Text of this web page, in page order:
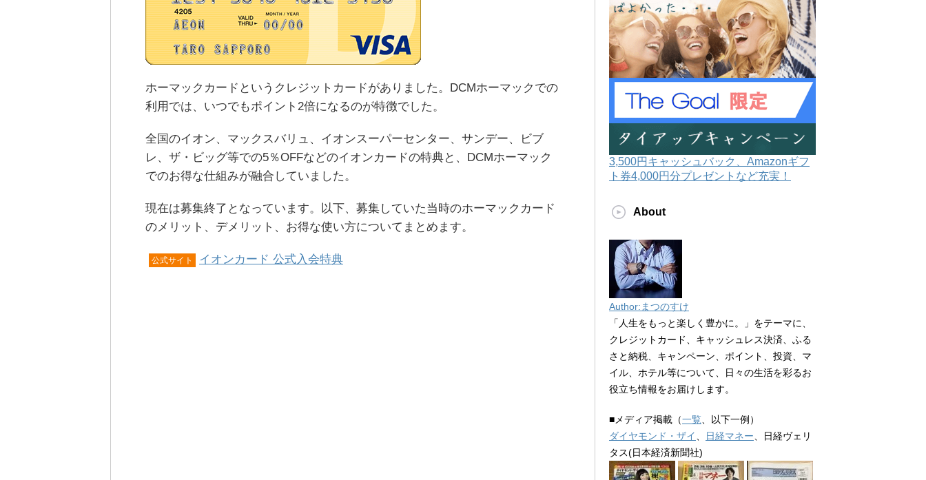
ホーマックカードというクレジットカードがありました。DCMホーマックでの
利用では、いつでもポイント2倍になるのが特徴でした。
全国のイオン、マックスバリュ、イオンスーパーセンター、サンデー、ビブ
レ、ザ・ビッグ等での5％OFFなどのイオンカードの特典と、DCMホーマック
でのお得な仕組みが融合していました。
現在は募集終了となっています。以下、募集していた当時のホーマックカード
のメリット、デメリット、お得な使い方についてまとめます。
公式サイト イオンカード 公式入会特典
3,500円キャッシュバック、Amazonギフ
ト券4,000円分プレゼントなど充実！
About
Author:まつのすけ
「人生をもっと楽しく豊かに。」をテーマに、
クレジットカード、キャッシュレス決済、ふる
さと納税、キャンペーン、ポイント、投資、マ
イル、ホテル等について、日々の生活を彩るお
役立ち情報をお届けします。
■メディア掲載（一覧 、以下一例）
ダイヤモンド・ザイ
日経マネー 、日経ヴェリ
タス(日本経済新聞社)